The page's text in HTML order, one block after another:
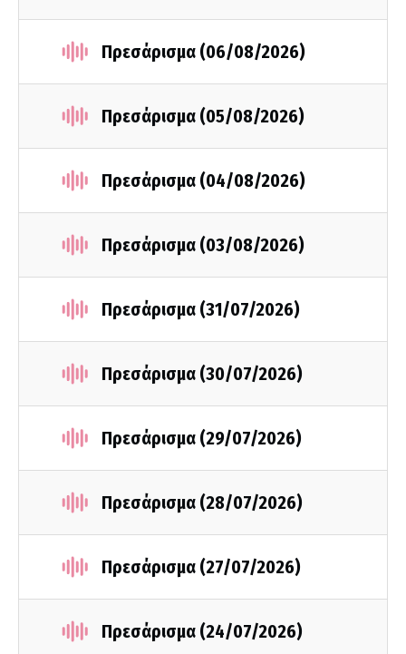
Πρεσάρισμα (06/08/2026)
Πρεσάρισμα (05/08/2026)
Πρεσάρισμα (04/08/2026)
Πρεσάρισμα (03/08/2026)
Πρεσάρισμα (31/07/2026)
Πρεσάρισμα (30/07/2026)
Πρεσάρισμα (29/07/2026)
Πρεσάρισμα (28/07/2026)
Πρεσάρισμα (27/07/2026)
Πρεσάρισμα (24/07/2026)